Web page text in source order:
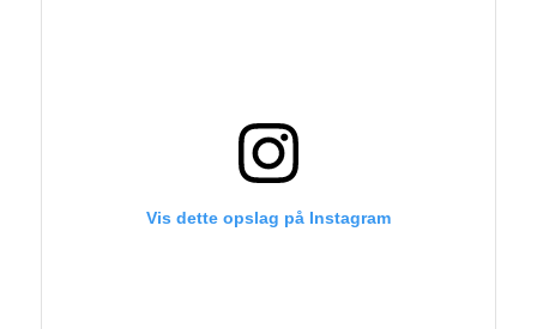
Vis dette opslag på Instagram